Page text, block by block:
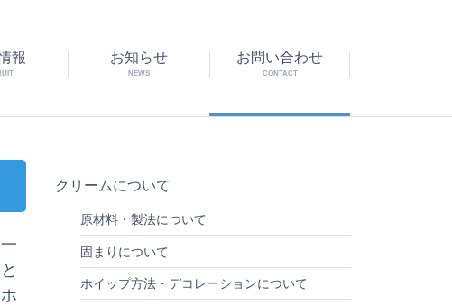
報 お知らせ
NEWS
お問い合わせ
CONTACT
クリームについて
原材料・製法について
固まりについて
ホイップ方法・デコレーションについて